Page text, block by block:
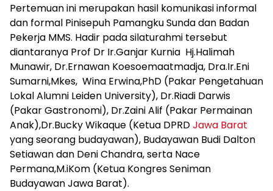
Pertemuan ini merupakan hasil komunikasi informal
dan formal Pinisepuh Pamangku Sunda dan Badan
Pekerja MMS. Hadir pada silaturahmi tersebut
diantaranya Prof Dr Ir.Ganjar Kurnia Hj.Halimah
Munawir, Dr.Ernawan Koesoemaatmadja, Dra.Ir.Eni
Sumarni,Mkes, Wina Erwina,PhD (Pakar Pengetahuan
Lokal Alumni Leiden University), Dr.Riadi Darwis
(Pakar Gastronomi), Dr.Zaini Alif (Pakar Permainan
Anak),Dr.Bucky Wikaque (Ketua DPRDJawa Barat
yang seorang budayawan), Budayawan Budi Dalton
Setiawan dan Deni Chandra, serta Nace
Permana,M.iKom (Ketua Kongres Seniman
Budayawan Jawa Barat).